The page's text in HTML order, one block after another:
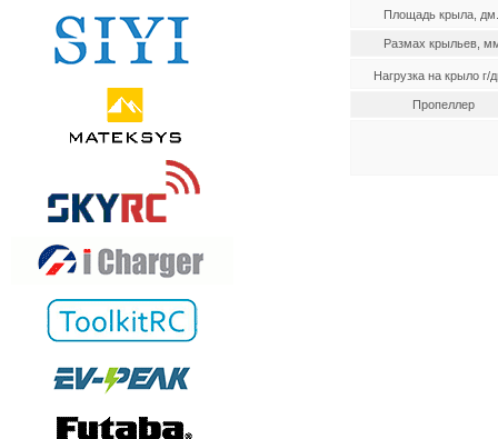
Площадь крыла, дм.
Размах крыльев,
Нагрузка на крыло г/
Пропеллер